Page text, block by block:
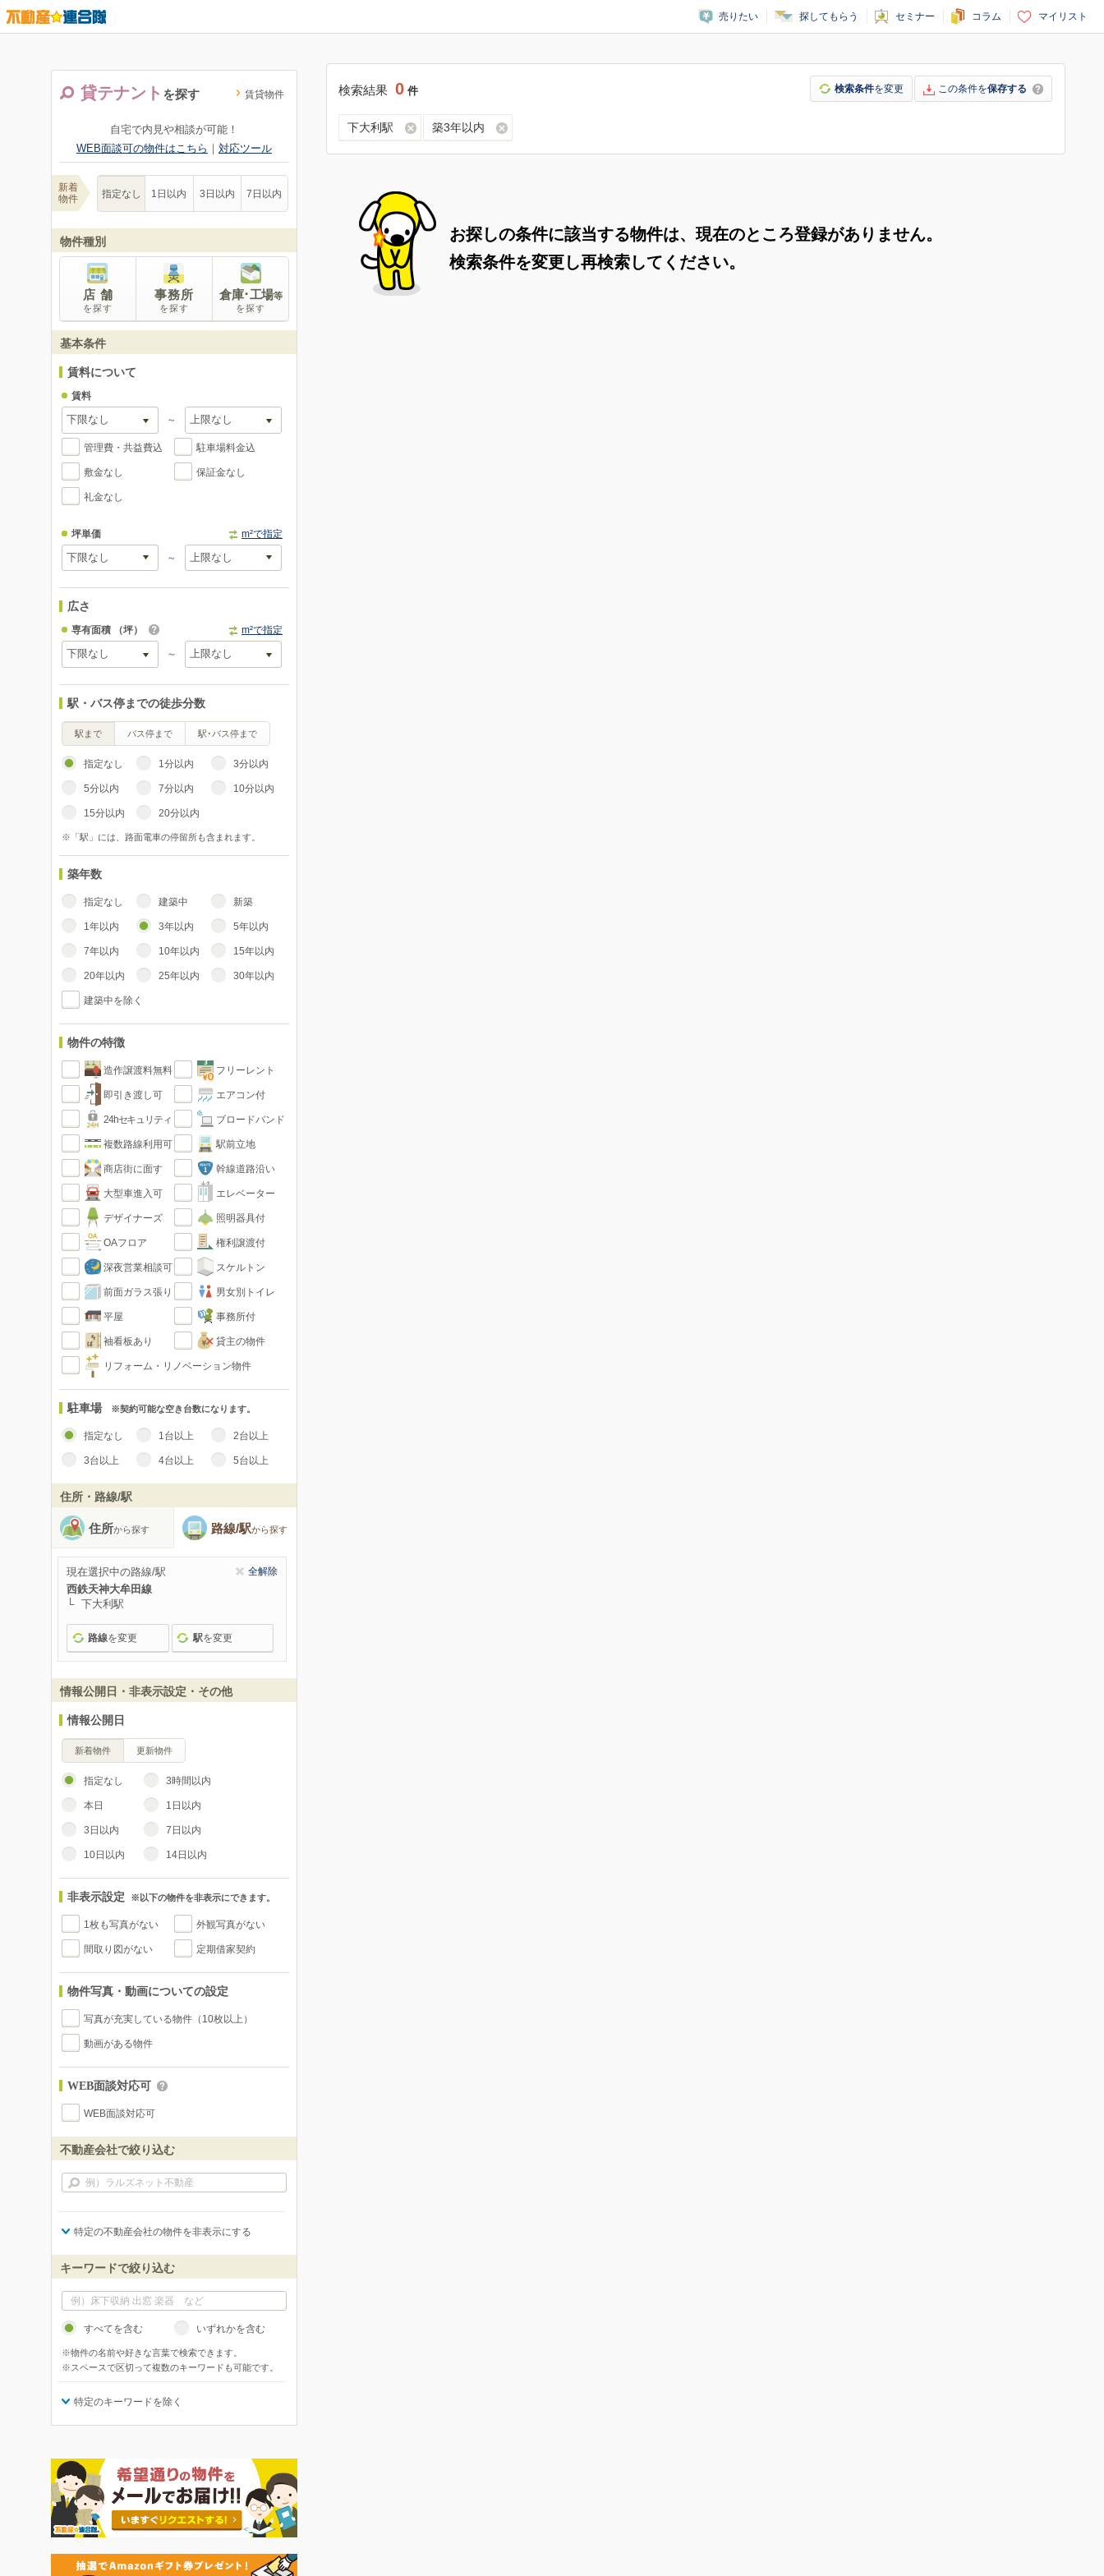
売りたい 探してもらう セミナー コラム マイリスト
貸テナント を探す 賃貸物件
自宅で内見や相談が可能！
WEB面談可の物件はこちら ｜ 対応ツール
新着
物件
指定なし 1日以内 3日以内 7日以内
物件種別
店 舗
を探す
事務所
を探す
倉庫･工場等
を探す
基本条件
賃料について
賃料
～
管理費・共益費込 駐車場料金込
敷金なし 保証金なし
礼金なし
坪単価 m²で指定
～
広さ
専有面積 （坪） m²で指定
～
駅・バス停までの徒歩分数
駅まで バス停まで 駅･バス停まで
指定なし 1分以内 3分以内
5分以内 7分以内 10分以内
15分以内 20分以内
※「駅」には、路面電車の停留所も含まれます。
築年数
指定なし 建築中 新築
1年以内 3年以内 5年以内
7年以内 10年以内 15年以内
20年以内 25年以内 30年以内
建築中を除く
物件の特徴
造作譲渡料無料 フリーレント
即引き渡し可 エアコン付
24hセキュリティ ブロードバンド
複数路線利用可 駅前立地
商店街に面す 幹線道路沿い
大型車進入可 エレベーター
デザイナーズ 照明器具付
OAフロア 権利譲渡付
深夜営業相談可 スケルトン
前面ガラス張り 男女別トイレ
平屋 事務所付
袖看板あり 貸主の物件
リフォーム・リノベーション物件
駐車場 ※契約可能な空き台数になります。
指定なし 1台以上 2台以上
3台以上 4台以上 5台以上
住所・路線/駅
住所から探す 路線/駅から探す
現在選択中の路線/駅 全解除
西鉄天神大牟田線
下大利駅
路線を変更 駅を変更
情報公開日・非表示設定・その他
情報公開日
新着物件 更新物件
指定なし 3時間以内
本日 1日以内
3日以内 7日以内
10日以内 14日以内
非表示設定 ※以下の物件を非表示にできます。
1枚も写真がない 外観写真がない
間取り図がない 定期借家契約
物件写真・動画についての設定
写真が充実している物件（10枚以上）
動画がある物件
WEB面談対応可
WEB面談対応可
不動産会社で絞り込む
特定の不動産会社の物件を非表示にする
キーワードで絞り込む
すべてを含む いずれかを含む
※物件の名前や好きな言葉で検索できます。
※スペースで区切って複数のキーワードも可能です。
特定のキーワードを除く
検索結果 0 件 検索条件を変更 この条件を保存する
下大利駅 築3年以内
お探しの条件に該当する物件は、現在のところ登録がありません。
検索条件を変更し再検索してください。